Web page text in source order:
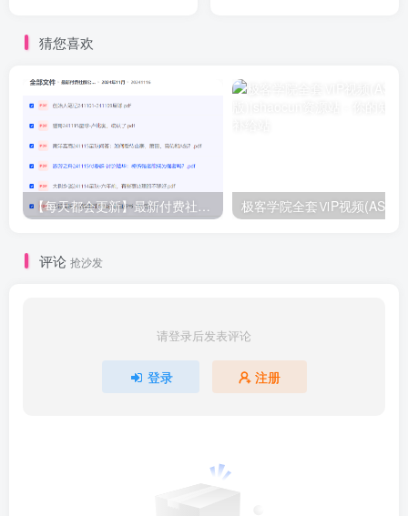
猜您喜欢
【每天都会更新】最新付费社群公众号文章 极客学院全套ⅥP视频(AS版)
评论 抢沙发
请登录后发表评论
登录 注册